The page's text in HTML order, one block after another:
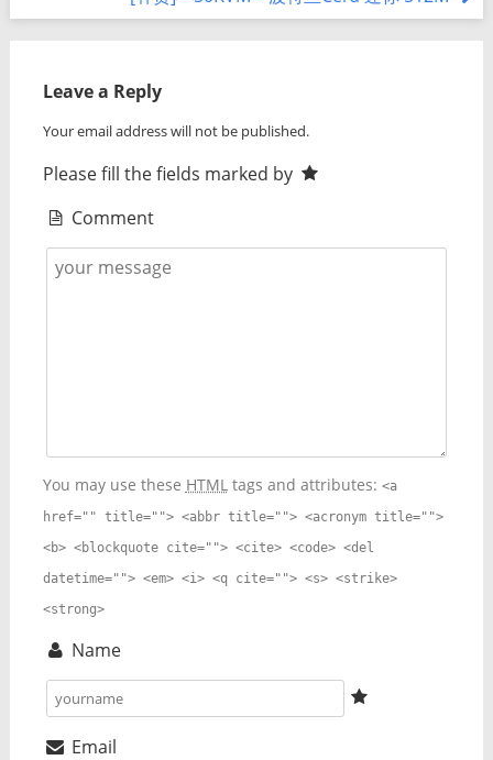
Leave a Reply
Your email address will not be published.
Please fill the fields marked by
Comment
You may use these HTMLtags and attributes: <a
href="" title=""> <abbr title=""> <acronym title="">
<b> <blockquote cite=""> <cite> <code> <del
datetime=""> <em> <i> <q cite=""> <s> <strike>
<strong>
Name
Email